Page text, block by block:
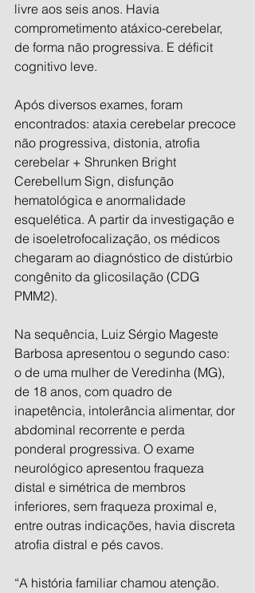
livre aos seis anos. Havia
comprometimento atáxico-cerebelar,
de forma não progressiva. E déficit
cognitivo leve.
Após diversos exames, foram
encontrados: ataxia cerebelar precoce
não progressiva, distonia, atrofia
cerebelar + Shrunken Bright
Cerebellum Sign, disfunção
hematológica e anormalidade
esquelética. A partir da investigação e
de isoeletrofocalização, os médicos
chegaram ao diagnóstico de distúrbio
congênito da glicosilação (CDG
PMM2).
Na sequência, Luiz Sérgio Mageste
Barbosa apresentou o segundo caso:
o de uma mulher de Veredinha (MG),
de 18 anos, com quadro de
inapetência, intolerância alimentar, dor
abdominal recorrente e perda
ponderal progressiva. O exame
neurológico apresentou fraqueza
distal e simétrica de membros
inferiores, sem fraqueza proximal e,
entre outras indicações, havia discreta
atrofia distral e pés cavos.
“A história familiar chamou atenção.